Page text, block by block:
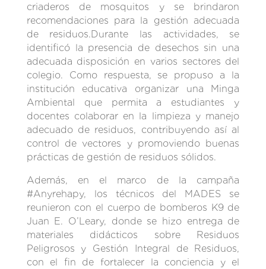
criaderos de mosquitos y se brindaron
recomendaciones para la gestión adecuada
de residuos.Durante las actividades, se
identificó la presencia de desechos sin una
adecuada disposición en varios sectores del
colegio. Como respuesta, se propuso a la
institución educativa organizar una Minga
Ambiental que permita a estudiantes y
docentes colaborar en la limpieza y manejo
adecuado de residuos, contribuyendo así al
control de vectores y promoviendo buenas
prácticas de gestión de residuos sólidos.
Además, en el marco de la campaña
#Anyrehapy, los técnicos del MADES se
reunieron con el cuerpo de bomberos K9 de
Juan E. O’Leary, donde se hizo entrega de
materiales didácticos sobre Residuos
Peligrosos y Gestión Integral de Residuos,
con el fin de fortalecer la conciencia y el